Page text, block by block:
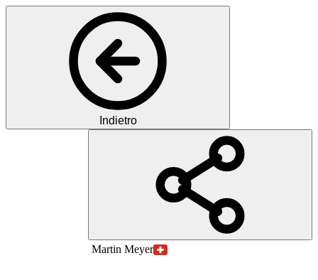
Indietro
Martin Meyer